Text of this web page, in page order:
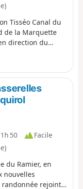
Tisséo Canal du
de la Marquette
direction du
Canal de Brienne
B, 45, L1, L14).
et à l'arrivée.
1h 50
Facile
du Ramier, en
nouvelles
randonnée rejoint